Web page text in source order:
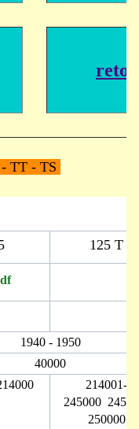
TT - TS
125 T
1940 - 1950
40000
214001-
245000
250000